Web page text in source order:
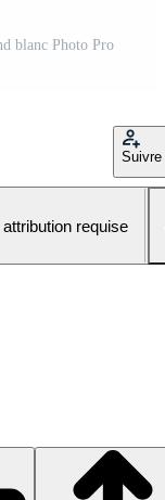
blanc Photo Pro
Suivre
requise